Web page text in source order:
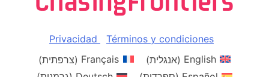
Privacidad
Términos y condiciones
English
(אנגלית)
Français
(צרפתית)